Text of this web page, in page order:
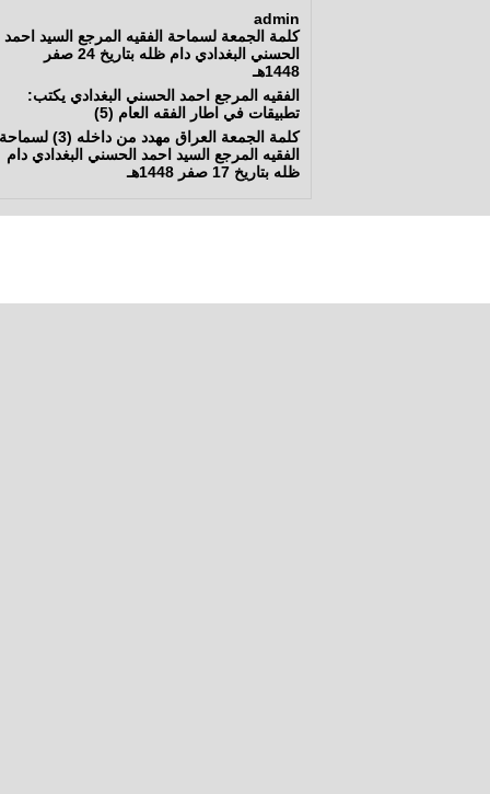
admin
كلمة الجمعة لسماحة الفقيه المرجع السيد احمد
الحسني البغدادي دام ظله بتاريخ 24 صفر
1448هـ
الفقيه المرجع احمد الحسني البغدادي يكتب:
تطبيقات في اطار الفقه العام (5)
كلمة الجمعة العراق مهدد من داخله (3) لسماحة
الفقيه المرجع السيد احمد الحسني البغدادي دام
ظله بتاريخ 17 صفر 1448هـ